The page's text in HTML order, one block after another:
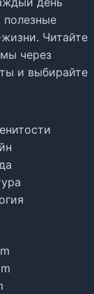
Читайте
через
и выбирайте